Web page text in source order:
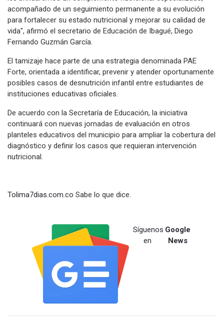
acompañado de un seguimiento permanente a su evolución
para fortalecer su estado nutricional y mejorar su calidad de
vida", afirmó el secretario de Educación de Ibagué, Diego
Fernando Guzmán García.
El tamizaje hace parte de una estrategia denominada PAE
Forte, orientada a identificar, prevenir y atender oportunamente
posibles casos de desnutrición infantil entre estudiantes de
instituciones educativas oficiales.
De acuerdo con la Secretaría de Educación, la iniciativa
continuará con nuevas jornadas de evaluación en otros
planteles educativos del municipio para ampliar la cobertura del
diagnóstico y definir los casos que requieran intervención
nutricional.
Tolima7dias.com.co Sabe lo que dice.
Síguenos
en
Google
News